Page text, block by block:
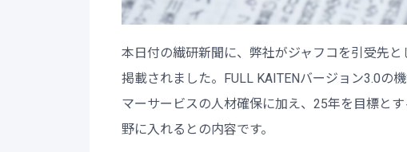
本日付の繊研新聞に、弊社がジャフコを引受先
掲載されました。FULL KAITENバージョン3.0の
マーサービスの人材確保に加え、25年を目標と
野に入れるとの内容です。